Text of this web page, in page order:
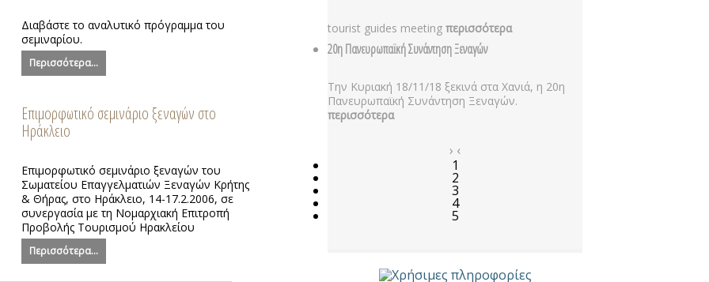
tourist guides meeting περισσότερα
20η Πανευρωπαϊκή Συνάντηση Ξεναγών
Την Κυριακή 18/11/18 ξεκινά στα Χανιά, η 20η
Πανευρωπαϊκή Συνάντηση Ξεναγών.
περισσότερα
› ‹
1
2
3
4
5
Διαβάστε το αναλυτικό πρόγραμμα του
σεμιναρίου.
Περισσότερα...
Επιμορφωτικό σεμινάριο ξεναγών στο
Ηράκλειο
Επιμορφωτικό σεμινάριο ξεναγών του
Σωματείου Επαγγελματιών Ξεναγών Κρήτης
& Θήρας, στο Ηράκλειο, 14-17.2.2006, σε
συνεργασία με τη Νομαρχιακή Επιτροπή
Προβολής Τουρισμού Ηρακλείου
Περισσότερα...